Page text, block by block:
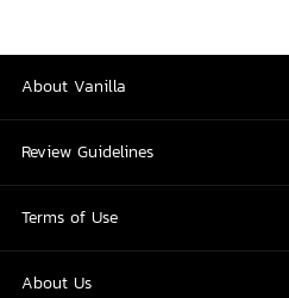
About Vanilla
Review Guidelines
Terms of Use
About Us